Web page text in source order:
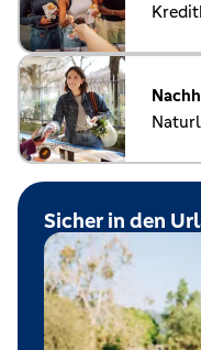
Sicher in den